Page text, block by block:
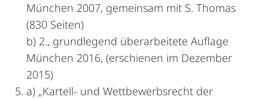
München 2007, gemeinsam mit S. Thomas
(830 Seiten)
b) 2., grundlegend überarbeitete Auflage
München 2016, (erschienen im Dezember
2015)
a) „Kartell- und Wettbewerbsrecht der